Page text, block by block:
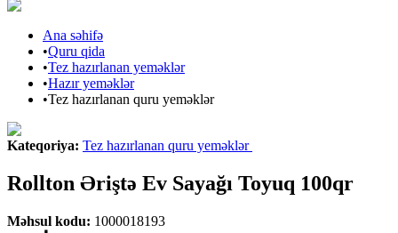
Ana səhifə
•Quru qida
•Tez hazırlanan yeməklər
•Hazır yeməklər
•Tez hazırlanan quru yeməklər
Kateqoriya: Tez hazırlanan quru yeməklər
Rollton Əriştə Ev Sayağı Toyuq 100qr
Məhsul kodu: 1000018193